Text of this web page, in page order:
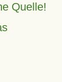
Quelle!